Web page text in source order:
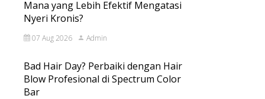
Mana yang Lebih Efektif Mengatasi
Nyeri Kronis?
07 Aug 2026 Admin
Bad Hair Day? Perbaiki dengan Hair
Blow Profesional di Spectrum Color
Bar